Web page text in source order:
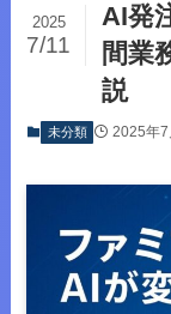
AI発
間業
説
2025
7/11
未分類 2025年7